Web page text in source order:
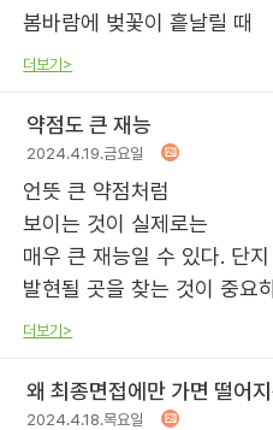
봄바람에 벚꽃이 흩날릴 때
더보기>
약점도 큰 재능
2024.4.19.금요일
언뜻 큰 약점처럼
보이는 것이 실제로는
매우 큰 재능일 수 있다. 단
발현될 곳을 찾는 것이 중요
더보기>
왜 최종면접에만 가면 떨어
2024.4.18.목요일